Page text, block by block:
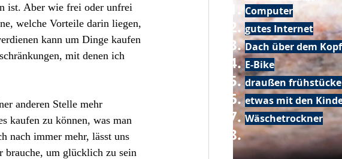
ist. Aber wie frei oder unfrei
welche Vorteile darin liegen,
kann um Dinge kaufen
mit denen ich
anderen Stelle mehr
kaufen zu können, was man
nach immer mehr, lässt uns
brauche, um glücklich zu sein
Computer
gutes Internet
Dach über dem Kopf
E-Bike
draußen
etwas mit den
Wäschetrockner